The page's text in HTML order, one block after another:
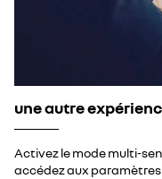
une autre
Activez le mode multi-
accédez aux